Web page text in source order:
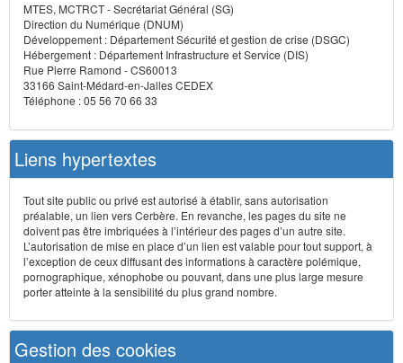
MTES, MCTRCT - Secrétariat Général (SG)
Direction du Numérique (DNUM)
Développement : Département Sécurité et gestion de crise (DSGC)
Hébergement : Département Infrastructure et Service (DIS)
Rue Pierre Ramond - CS60013
33166 Saint-Médard-en-Jalles CEDEX
Téléphone : 05 56 70 66 33
Liens hypertextes
Tout site public ou privé est autorisé à établir, sans autorisation
préalable, un lien vers Cerbère. En revanche, les pages du site ne
doivent pas être imbriquées à l’intérieur des pages d’un autre site.
L’autorisation de mise en place d’un lien est valable pour tout support, à
l’exception de ceux diffusant des informations à caractère polémique,
pornographique, xénophobe ou pouvant, dans une plus large mesure
porter atteinte à la sensibilité du plus grand nombre.
Gestion des cookies